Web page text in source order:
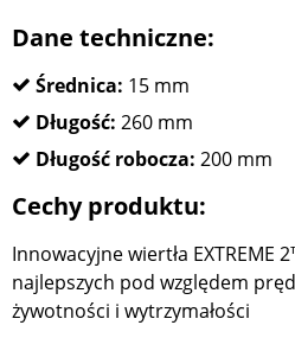
Dane techniczne:
Średnica: 15 mm
Długość: 260 mm
Długość robocza: 200 mm
Cechy produktu:
Innowacyjne wiertła EXTREME
najlepszych pod względem
żywotności i wytrzymałości